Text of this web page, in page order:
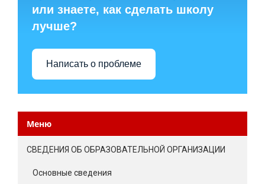
или знаете, как сделать школу
лучше?
Написать о проблеме
Меню
СВЕДЕНИЯ ОБ ОБРАЗОВАТЕЛЬНОЙ ОРГАНИЗАЦИИ
Основные сведения